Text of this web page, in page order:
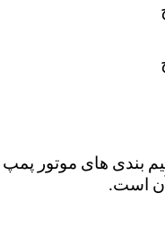
بندی های موتور پمپ
است.